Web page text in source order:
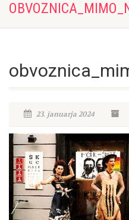
23. januarja 2024